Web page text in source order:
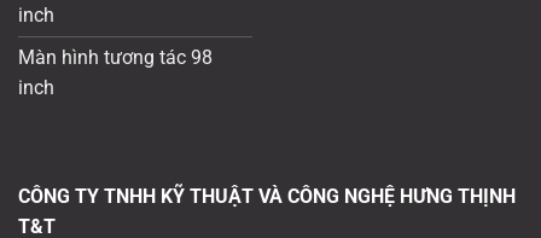
inch
Màn hình tương tác 98
inch
CÔNG TY TNHH KỸ THUẬT VÀ CÔNG NGHỆ HƯNG THỊNH
T&T